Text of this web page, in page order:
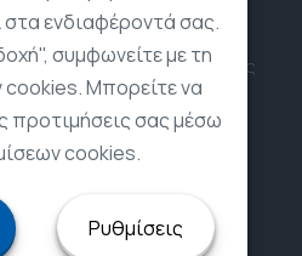
ενδιαφέροντά σας.
συμφωνείτε με τη
Μπορείτε να
προτιμήσεις σας μέσω
cookies.
Ρυθμίσεις
σε βήματα
του ενεργειακού τους
Κατηγορίες
Ψυγεία